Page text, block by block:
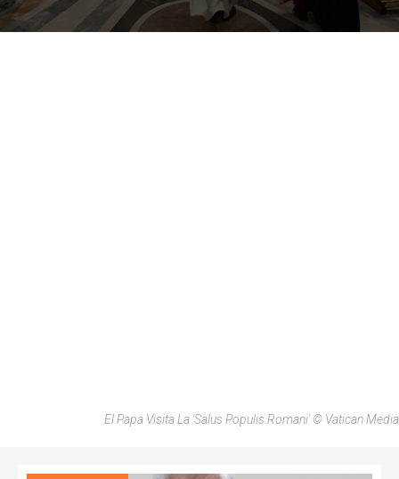
El Papa Visita La 'Salus Populis Romani' © Vatican Media